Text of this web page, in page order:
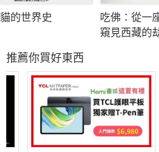
本書以40個主題要點，搭配各
並佐以關鍵數據，介紹事件脈絡
略。
危機、戰爭、外交事件——
國與國之間的博弈錯綜複雜，
地緣政治為判讀當今局勢不可或
貓的世界史
吃佛：從一
窺見西藏的
推薦你買好東西